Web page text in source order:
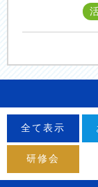
全て表示
研修会